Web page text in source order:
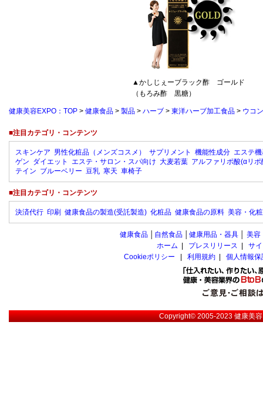
▲かしじぇーブラック酢 ゴールド
（もろみ酢 黒糖）
健康美容EXPO：TOP > 健康食品 > 製品 > ハーブ > 東洋ハーブ加工食品 > ウコン
■注目カテゴリ・コンテンツ
スキンケア 男性化粧品（メンズコスメ） サプリメント 機能性成分 エステ
ゲン ダイエット エステ・サロン・スパ向け 大麦若葉 アルファリポ酸(αリポ
テイン ブルーベリー 豆乳 寒天 車椅子
■注目カテゴリ・コンテンツ
決済代行 印刷 健康食品の製造(受託製造) 化粧品 健康食品の原料 美容・化
健康食品 自然食品 健康用品・器具 美容
ホーム
プレスリリース
サ
Cookieポリシー
利用規約 個人情報
Copyright© 2005-2023健康美